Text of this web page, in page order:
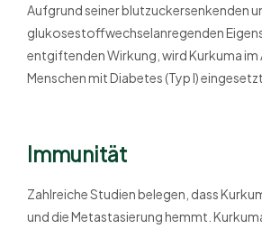
Aufgrund seiner blutzuckersenkenden
glukosestoffwechselanregenden
entgiftenden Wirkung, wird Kurkuma im
Menschen mit Diabetes (Typ I) eingesetzt.
Immunität
Zahlreiche Studien belegen, dass
und die Metastasierung hemmt.